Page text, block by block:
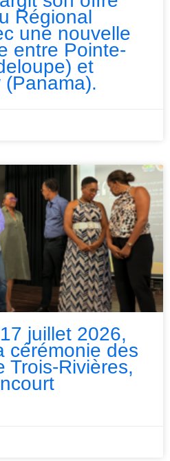
Régional
une nouvelle
entre Pointe-
et
(Panama).
juillet 2026,
cérémonie des
Trois-Rivières,